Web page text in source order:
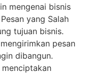
mengenai bisnis
yang Salah
tujuan bisnis.
pesan
dibangun.